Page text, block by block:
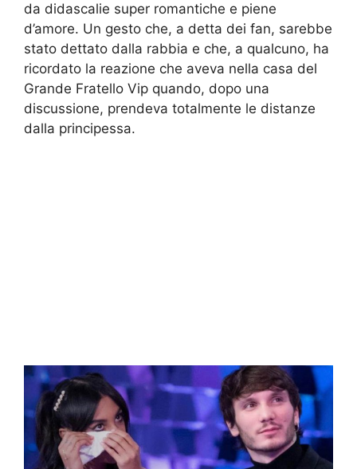
da didascalie super romantiche e piene
d’amore. Un gesto che, a detta dei fan, sarebbe
stato dettato dalla rabbia e che, a qualcuno, ha
ricordato la reazione che aveva nella casa del
Grande Fratello Vip quando, dopo una
discussione, prendeva totalmente le distanze
dalla principessa.